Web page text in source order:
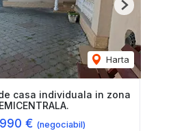
Harta
Next
casa individuala in zona
€ (negociabil)